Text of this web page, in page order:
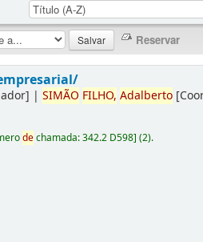
|SIMÃO FILHO, Adalberto
dechamada:342.2 D598](2).